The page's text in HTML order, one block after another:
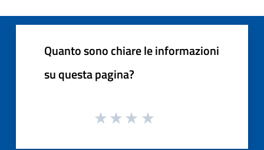
Quanto sono chiare le informazioni
su questa pagina?